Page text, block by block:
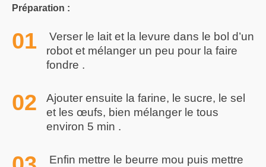
Préparation :
Verser le lait et la levure dans le bol d’un
robot et mélanger un peu pour la faire
fondre .
Ajouter ensuite la farine, le sucre, le sel
et les œufs, bien mélanger le tous
environ 5 min .
Enfin mettre le beurre mou puis mettre